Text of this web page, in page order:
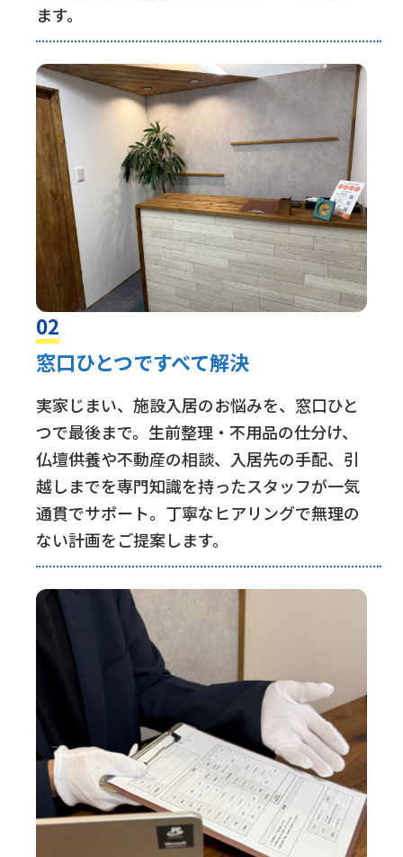
ます。
02
窓口ひとつですべて解決
実家じまい、施設入居のお悩みを、窓口ひと
つで最後まで。生前整理・不用品の仕分け、
仏壇供養や不動産の相談、入居先の手配、引
越しまでを専門知識を持ったスタッフが一気
通貫でサポート。丁寧なヒアリングで無理の
ない計画をご提案します。